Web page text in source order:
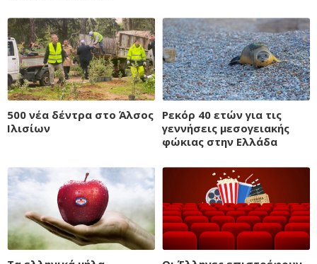
500 νέα δέντρα στο Άλσος
Ιλισίων
Ρεκόρ 40 ετών για τις
γεννήσεις μεσογειακής
φώκιας στην Ελλάδα